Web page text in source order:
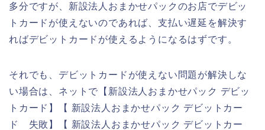
多分ですが、新設法人おまかせパックのお店でデビッ
トカードが使えないのであれば、支払い遅延を解決す
ればデビットカードが使えるようになるはずです。
それでも、デビットカードが使えない問題が解決しな
い場合は、ネットで【新設法人おまかせパック デビッ
トカード】【 新設法人おまかせパック デビットカー
ド 失敗】【 新設法人おまかせパック デビットカー